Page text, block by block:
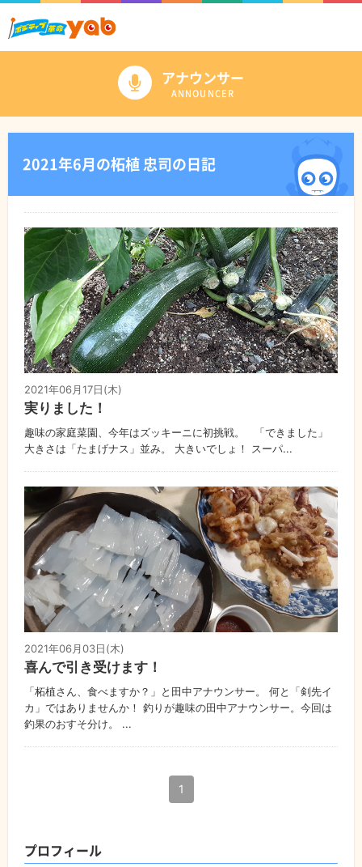
アナウンサー
ANNOUNCER
2021年6月の柘植 忠司の日記
2021年06月17日(木)
実りました！
趣味の家庭菜園、今年はズッキーニに初挑戦。 「できました」
大きさは「たまげナス」並み。 大きいでしょ！ スーパ...
2021年06月03日(木)
喜んで引き受けます！
「柘植さん、食べますか？」と田中アナウンサー。 何と「剣先イ
カ」ではありませんか！ 釣りが趣味の田中アナウンサー。今回は
釣果のおすそ分け。 ...
1
プロフィール